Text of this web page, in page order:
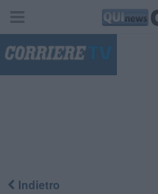
Indietro